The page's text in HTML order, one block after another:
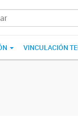
VINCULACIÓN